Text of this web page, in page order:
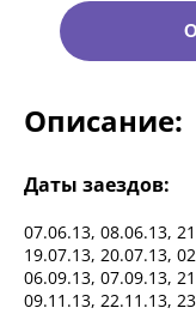
Описание:
Даты заездов:
07.06.13, 08.06.13,
19.07.13, 20.07.13,
06.09.13, 07.09.13,
09.11.13, 22.11.13,